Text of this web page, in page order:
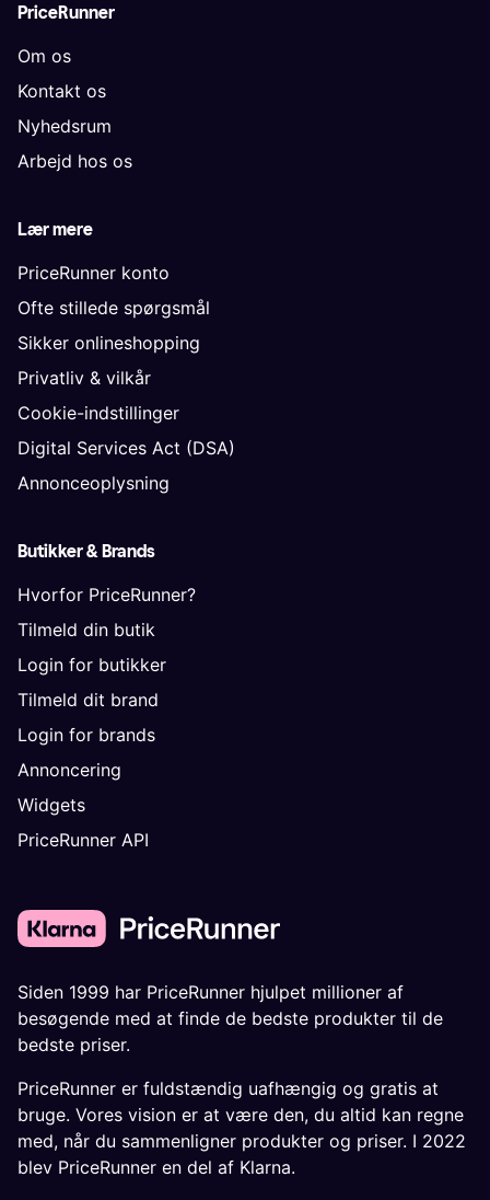
PriceRunner
Om os
Kontakt os
Nyhedsrum
Arbejd hos os
Lær mere
PriceRunner konto
Ofte stillede spørgsmål
Sikker onlineshopping
Privatliv & vilkår
Cookie-indstillinger
Digital Services Act (DSA)
Annonceoplysning
Butikker & Brands
Hvorfor PriceRunner?
Tilmeld din butik
Login for butikker
Tilmeld dit brand
Login for brands
Annoncering
Widgets
PriceRunner API
Siden 1999 har PriceRunner hjulpet millioner af
besøgende med at finde de bedste produkter til de
bedste priser.
PriceRunner er fuldstændig uafhængig og gratis at
bruge. Vores vision er at være den, du altid kan regne
med, når du sammenligner produkter og priser. I 2022
blev PriceRunner en del af Klarna.